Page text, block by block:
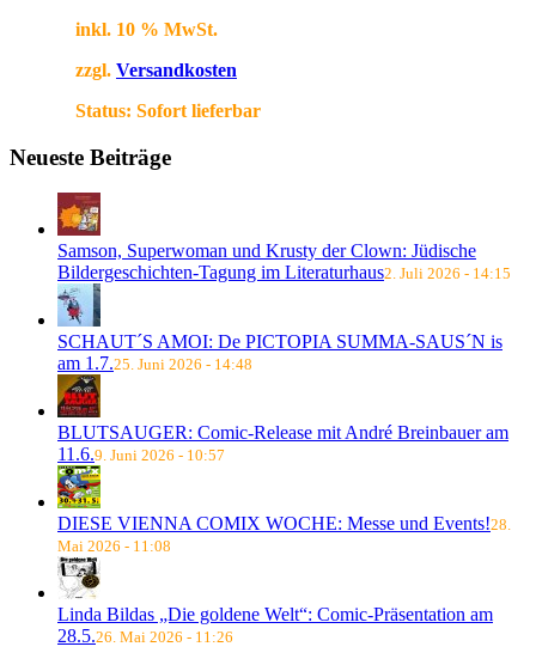
inkl. 10 % MwSt.
zzgl. Versandkosten
Status: Sofort lieferbar
Neueste Beiträge
Samson, Superwoman und Krusty der Clown: Jüdische
Bildergeschichten-Tagung im Literaturhaus2. Juli 2026 - 14:15
SCHAUT´S AMOI: De PICTOPIA SUMMA-SAUS´N is
am 1.7.25. Juni 2026 - 14:48
BLUTSAUGER: Comic-Release mit André Breinbauer am
11.6.9. Juni 2026 - 10:57
DIESE VIENNA COMIX WOCHE: Messe und Events!28.
Mai 2026 - 11:08
Linda Bildas „Die goldene Welt“: Comic-Präsentation am
28.5.26. Mai 2026 - 11:26